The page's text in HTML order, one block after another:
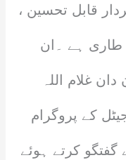
قابل تحسین ،
طاری ہے ۔ان
غلام اللہ
کے پروگرام
کرتے ہوئے